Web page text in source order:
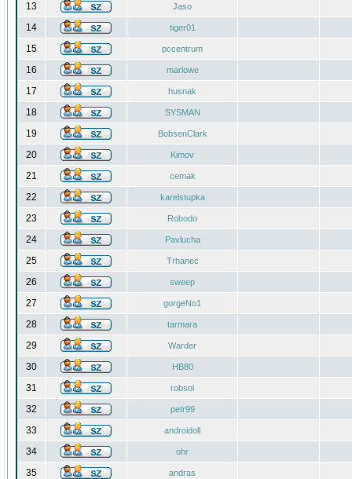
13 Jaso
14 tiger01
15 pccentrum
16 marlowe
17 husnak
18 SYSMAN
19 BobsenClark
20 Kimov
21 cemak
22 karelstupka
23 Robodo
24 Pavlucha
25 Trhanec
26 sweep
27 gorgeNo1
28 tarmara
29 Warder
30 HB80
31 robsol
32 petr99
33 androidoll
34 ohr
35 andras